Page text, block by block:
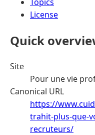
License
Quick
Site
Pour une vie
Canonical URL
https://
trahit-plus-que-
recruteurs/